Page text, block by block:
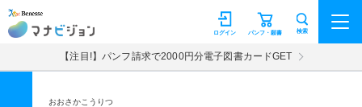
マナビジョン パンフ・願書
ログイン 検索
【注目!】パンフ請求で2000円分電子図書カードGET
おおさかこうりつ